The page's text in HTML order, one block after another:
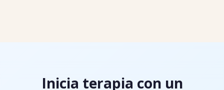
Inicia terapia con un